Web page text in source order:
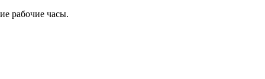
рабочие часы.